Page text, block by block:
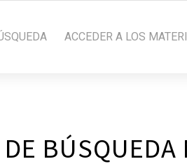
ACCEDER A LOS
BÚSQUEDA